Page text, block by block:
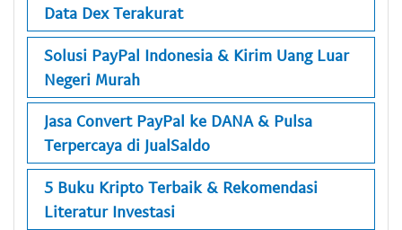
Data Dex Terakurat
Solusi PayPal Indonesia & Kirim Uang Luar
Negeri Murah
Jasa Convert PayPal ke DANA & Pulsa
Terpercaya di JualSaldo
5 Buku Kripto Terbaik & Rekomendasi
Literatur Investasi